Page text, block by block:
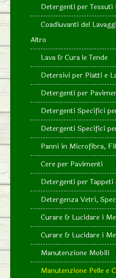
Detergenti per Tessuti
Coadiuvanti del
Altro
Lava & Cura le Tende
Detersivi per Piatti e
Detergenti per
Detergenti Specifici
Detergenti Specifici
Panni in Microfibra,
Cere per Pavimenti
Detergenti per Tappeti
Detergenza Vetri,
Curare & Lucidare i
Curare & Lucidare i
Manutenzione Mobili
Manutenzione Pelle e